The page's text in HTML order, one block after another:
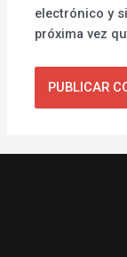
electrónico y
próxima vez